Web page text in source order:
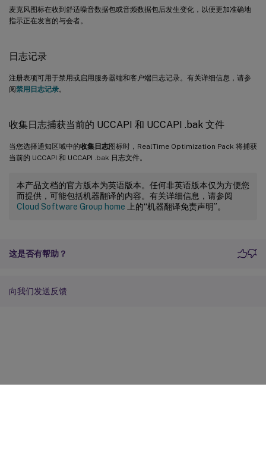
麦克风图标在收到舒适噪音数据包或音频数据包后发生变化，以便更加准确地
指示正在发言的与会者。
日志记录
注册表项可用于禁用或启用服务器端和客户端日志记录。有关详细信息，请参
阅禁用日志记录。
收集日志捕获当前的 UCCAPI 和 UCCAPI .bak 文件
当您选择通知区域中的收集日志图标时，RealTime Optimization Pack 将捕获
当前的 UCCAPI 和 UCCAPI .bak 日志文件。
本产品文档的官方版本为英语版本。任何非英语版本仅为方便您
而提供，可能包括机器翻译的内容。有关详细信息，请参阅
Cloud Software Group home 上的“机器翻译免责声明”。
这是否有帮助？
向我们发送反馈